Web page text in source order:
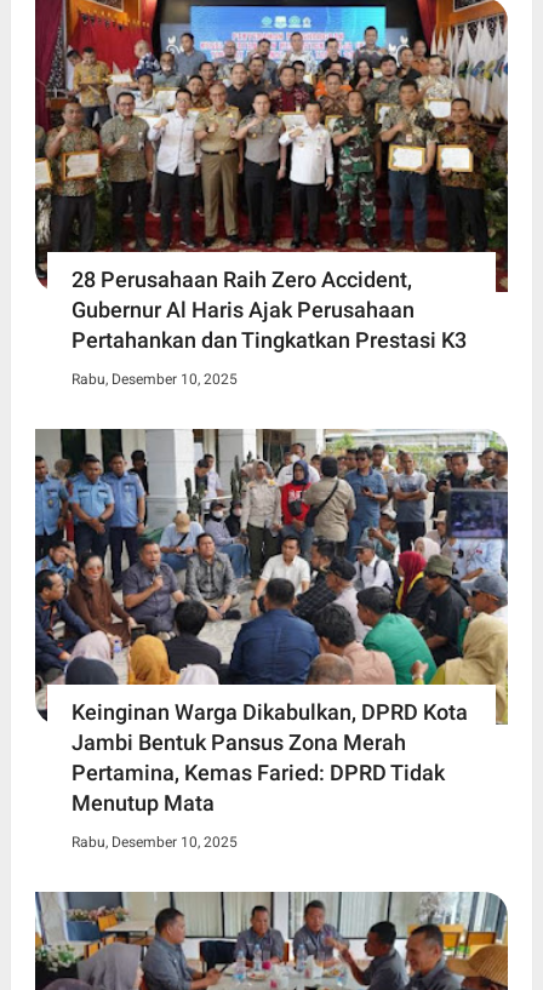
28 Perusahaan Raih Zero Accident,
Gubernur Al Haris Ajak Perusahaan
Pertahankan dan Tingkatkan Prestasi K3
Rabu, Desember 10, 2025
Keinginan Warga Dikabulkan, DPRD Kota
Jambi Bentuk Pansus Zona Merah
Pertamina, Kemas Faried: DPRD Tidak
Menutup Mata
Rabu, Desember 10, 2025